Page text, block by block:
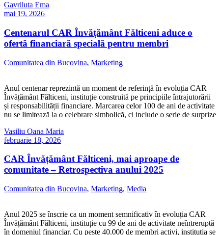
Gavriluta Ema
mai 19, 2026
Centenarul CAR Învățământ Fălticeni aduce o
ofertă financiară specială pentru membri
Comunitatea din Bucovina, Marketing
Anul centenar reprezintă un moment de referință în evoluția CAR
Învățământ Fălticeni, instituție construită pe principiile întrajutorării
și responsabilității financiare. Marcarea celor 100 de ani de activitate
nu se limitează la o celebrare simbolică, ci include o serie de surprize
Vasiliu Oana Maria
februarie 18, 2026
CAR Învățământ Fălticeni, mai aproape de
comunitate – Retrospectiva anului 2025
Comunitatea din Bucovina, Marketing, Media
Anul 2025 se înscrie ca un moment semnificativ în evoluția CAR
Învățământ Fălticeni, instituție cu 99 de ani de activitate neîntreruptă
în domeniul financiar. Cu peste 40.000 de membri activi, instituția se